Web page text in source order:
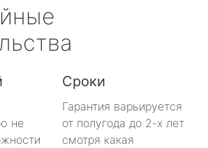
не
Сроки
Гарантия варьируется
от полугода до 2-х лет
смотря какая